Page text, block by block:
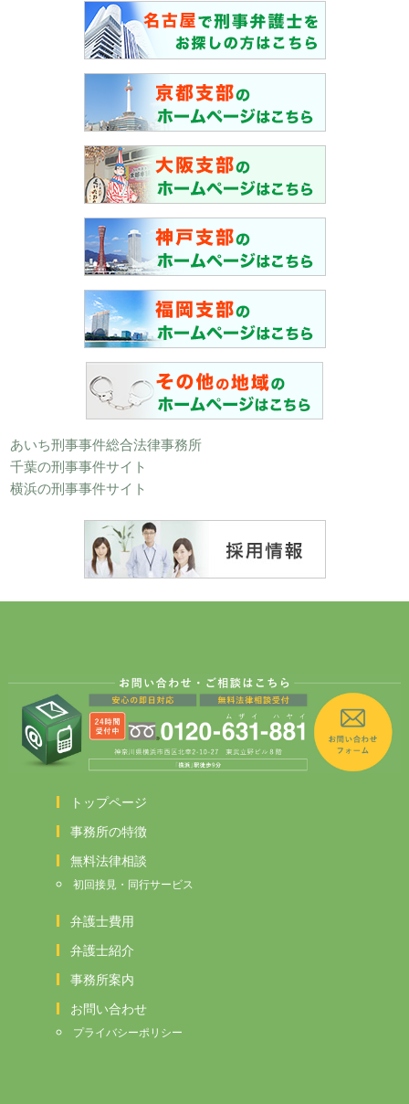
あいち刑事事件総合法律事務所
千葉の刑事事件サイト
横浜の刑事事件サイト
トップページ
事務所の特徴
無料法律相談
初回接見・同行サービス
弁護士費用
弁護士紹介
事務所案内
お問い合わせ
プライバシーポリシー